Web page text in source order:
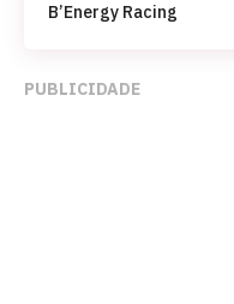
B’Energy Racing
PUBLICIDADE